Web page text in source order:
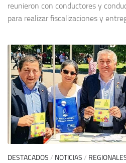
reunieron con conductores y
para realizar fiscalizaciones y
DESTACADOS / NOTICIAS /